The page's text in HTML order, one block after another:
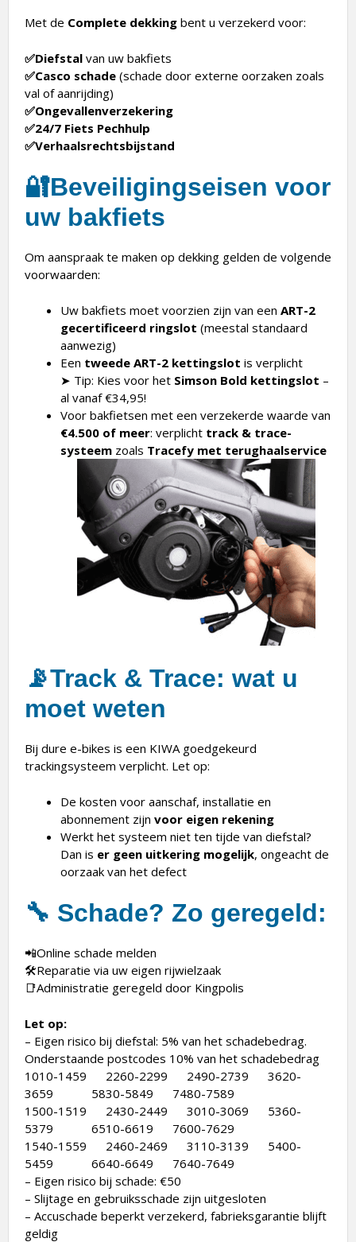
Met de Complete dekking bent u verzekerd voor:
✅Diefstal van uw bakfiets
✅Casco schade (schade door externe oorzaken zoals
val of aanrijding)
✅Ongevallenverzekering
✅24/7 Fiets Pechhulp
✅Verhaalsrechtsbijstand
🔐Beveiligingseisen voor
uw bakfiets
Om aanspraak te maken op dekking gelden de volgende
voorwaarden:
Uw bakfiets moet voorzien zijn van een ART-2
gecertificeerd ringslot (meestal standaard
aanwezig)
Een tweede ART-2 kettingslot is verplicht
➤ Tip: Kies voor het Simson Bold kettingslot –
al vanaf €34,95!
Voor bakfietsen met een verzekerde waarde van
€4.500 of meer: verplicht track & trace-
systeem zoals Tracefy met terughaalservice
📡Track & Trace: wat u
moet weten
Bij dure e-bikes is een KIWA goedgekeurd
trackingsysteem verplicht. Let op:
De kosten voor aanschaf, installatie en
abonnement zijn voor eigen rekening
Werkt het systeem niet ten tijde van diefstal?
Dan is er geen uitkering mogelijk, ongeacht de
oorzaak van het defect
🔧 Schade? Zo geregeld:
📲Online schade melden
🛠️Reparatie via uw eigen rijwielzaak
📑Administratie geregeld door Kingpolis
Let op:
– Eigen risico bij diefstal: 5% van het schadebedrag.
Onderstaande postcodes 10% van het schadebedrag
1010-1459 2260-2299 2490-2739 3620-
3659 5830-5849 7480-7589
1500-1519 2430-2449 3010-3069 5360-
5379 6510-6619 7600-7629
1540-1559 2460-2469 3110-3139 5400-
5459 6640-6649 7640-7649
– Eigen risico bij schade: €50
– Slijtage en gebruiksschade zijn uitgesloten
– Accuschade beperkt verzekerd, fabrieksgarantie blijft
geldig